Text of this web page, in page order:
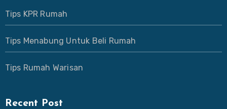
Tips KPR Rumah
Tips Menabung Untuk Beli Rumah
Tips Rumah Warisan
Recent Post